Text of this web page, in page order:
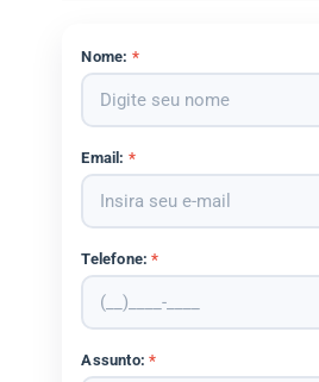
Nome: *
Email: *
Telefone:*
Assunto:*